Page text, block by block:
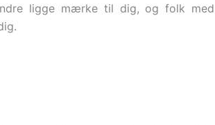
ligge mærke til dig, og folk med